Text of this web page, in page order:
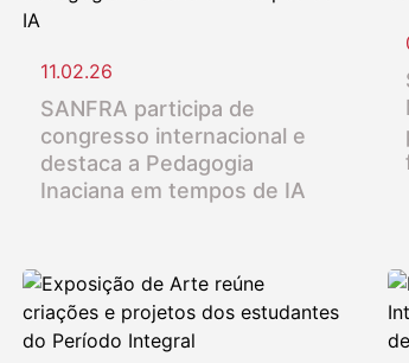
11.02.26
SANFRA participa de
congresso internacional e
destaca a Pedagogia
Inaciana em tempos de IA